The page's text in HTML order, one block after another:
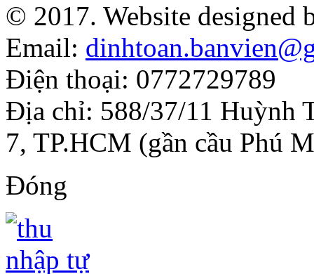
© 2017. Website designed
Email:
Điện thoại: 0772729789
Địa chỉ: 588/37/11 Huỳnh
7, TP.HCM (gần cầu Phú
Đóng